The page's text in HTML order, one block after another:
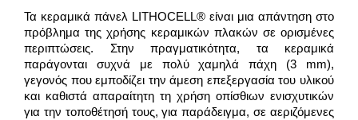
Τα κεραμικά πάνελ LITHOCELL® είναι μια απάντηση στο
πρόβλημα της χρήσης κεραμικών πλακών σε ορισμένες
περιπτώσεις. Στην πραγματικότητα, τα κεραμικά
παράγονται συχνά με πολύ χαμηλά πάχη (3 mm),
γεγονός που εμποδίζει την άμεση επεξεργασία του υλικού
και καθιστά απαραίτητη τη χρήση οπίσθιων ενισχυτικών
για την τοποθέτησή τους, για παράδειγμα, σε αεριζόμενες